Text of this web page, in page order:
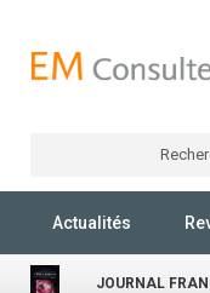
Actualités
JOURNAL